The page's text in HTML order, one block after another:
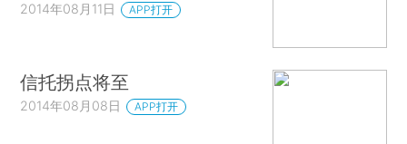
2014年08月11日 APP打开
信托拐点将至
2014年08月08日 APP打开